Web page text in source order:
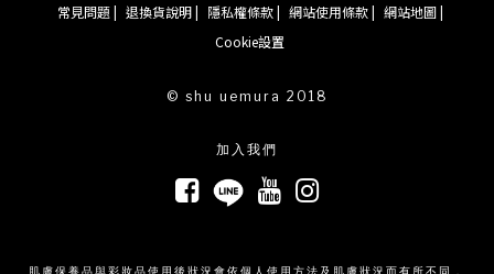
常見問題 | 退換貨說明 | 隱私權條款 | 網站使用條款 | 網站地圖 |
Cookie設置
© shu uemura 2018
加入我們
肌膚保養品與彩妝品使用後狀況會依個人使用方法及肌膚狀況而有所不同，